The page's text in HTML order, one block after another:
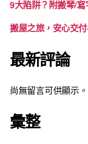
9大陷阱？附搬琴/寫
搬屋之旅，安心交
最新評論
尚無留言可供顯示。
彙整